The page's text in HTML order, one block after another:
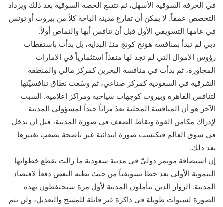
في الحرفة السوقية الأسهل، ثم تتسع الحصة السوقية بعد ذلك ويزداد
التخصص عمقاً. لا يمكن أن تقارع مدينة الباحة كلاً من بيروت أو تونس
في عامها التسويقي الأول قبل أن تنافس أبها والنماص أولاً.
دبي لم تبدأ بمنافسة هونج كونج منذ البداية، بل بدأت باستقطاب
رؤوس الأموال التي لم تجد لها منفذاً استثمارياً في الإمارات
المجاورة، ثم بدأت في منافسة البحرين كمركز مالي والمنطقة
الشرقية في السعودية كمركز صناعي، ثم وسّعت نطاق تنافسيّتها
لتنافس القاهرة وبيروت كوجهات سياحية ومراكز إعلامية. السبب
الآخر هو أن المنافسة المحلية تعدّ مراناً جيداً لمسؤولي المدينة
لإدراك مكامن القوة ونقاط الضعف في صورة المدينة، قبل أن تدخل
في سوق العالم فتكتسب صورة ابتدائية غير ناضجة يصعب تغييرها
بعد ذلك.
إن استضافة مؤتمر دوليّ في مدينة سعودية ما زالت تقطع خطواتها
التنموية الأولى يعد خطأ تسويقياً من حيث يظنه البعض دفعاً لاقتصاد
المدينة. الزوار الذين يتأملون المدينة لأول مرة سيحتفظون بهذه
الصورة لسنوات طويلة في ذاكرة غير قابلة للمسح والتعديل، ولن يتم